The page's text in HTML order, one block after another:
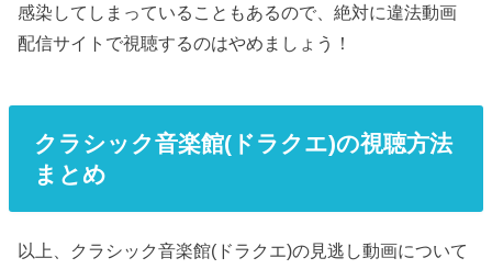
感染してしまっていることもあるので、絶対に違法動画
配信サイトで視聴するのはやめましょう！
クラシック音楽館(ドラクエ)の視聴方法
まとめ
以上、クラシック音楽館(ドラクエ)の見逃し動画について